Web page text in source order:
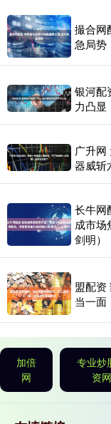
撮合网
急局势
银河配
力凸显
广升
器威斩
长牛网
成市场
剑明）
盟配资
当一面
加倍
网
专业炒
资网